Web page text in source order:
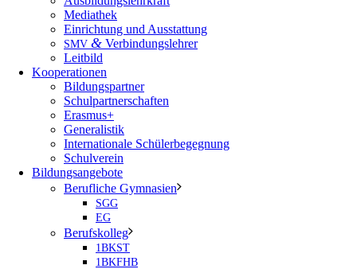
Mediathek
Einrichtung und Ausstattung
SMV & Verbindungslehrer
Leitbild
Kooperationen
Bildungspartner
Schulpartnerschaften
Erasmus+
Generalistik
Internationale Schülerbegegnung
Schulverein
Bildungsangebote
Berufliche Gymnasien
SGG
EG
Berufskolleg
1BKST
1BKFHB